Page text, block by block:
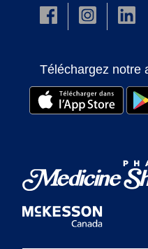
Téléchargez notre